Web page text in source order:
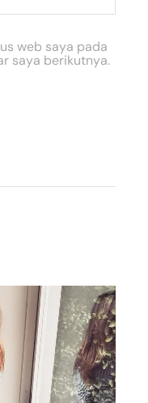
web saya pada
saya berikutnya.